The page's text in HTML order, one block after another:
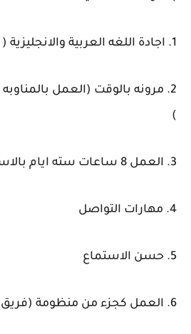
1. اجادة اللغه العربية والانجليزية ( محادثه وكتابة )
2. مرونه بالوقت (العمل
)
3. العمل 8 ساعات سته ايام بالاسبوع ويوجد يوم عطلة
4. مهارات التواصل
5. حسن الاستماع
6. العمل كجزء من منظومة (فريق)